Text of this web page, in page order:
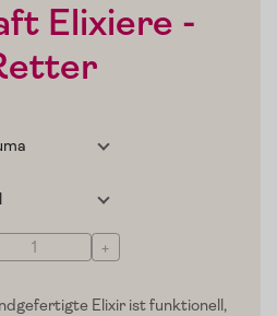
Elixiere -
+
Elixir ist funktionell,